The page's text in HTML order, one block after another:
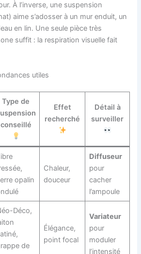
À l’inverse, une suspension
aime s’adosser à un mur enduit, un
en lin. Une seule pièce très
suffit : la respiration visuelle fait
utiles
Type de
conseillé
Effet
recherché
Détail à
surveiller
opalin
Chaleur,
douceur
Diffuseur
pour
cacher
l’ampoule
Déco,
de
Élégance,
point focal
Variateur
pour
moduler
l’intensité